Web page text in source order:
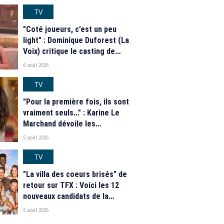
de la télé-réalité de W9
TV
"Coté joueurs, c’est un peu
light" : Dominique Duforest (La
Voix) critique le casting de
"Secret Story" 2026
6 août 2026
TV
"Pour la première fois, ils sont
vraiment seuls…" : Karine Le
Marchand dévoile les
nouveautés des speed dating
2026
5 août 2026
TV
"La villa des coeurs brisés" de
retour sur TFX : Voici les 12
nouveaux candidats de la
saison 2026
6 août 2026